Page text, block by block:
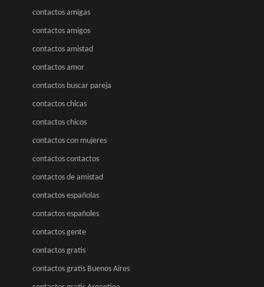
contactos amigas
contactos amigos
contactos amistad
contactos amor
contactos buscar pareja
contactos chicas
contactos chicos
contactos con mujeres
contactos contactos
contactos de amistad
contactos españolas
contactos españoles
contactos gente
contactos gratis
contactos gratis Buenos Aires